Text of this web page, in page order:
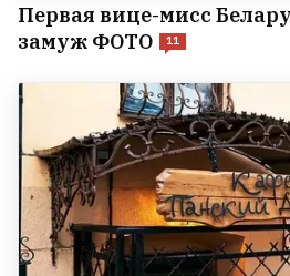
Первая вице-мисс
замуж ФОТО
11